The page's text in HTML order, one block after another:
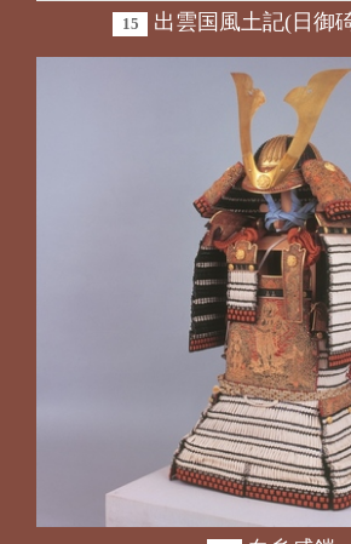
15 出雲国風土記(日御